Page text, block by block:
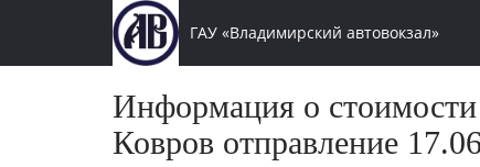
ГАУ «Владимирский автовокзал»
Информация о стоимости
Ковров отправление